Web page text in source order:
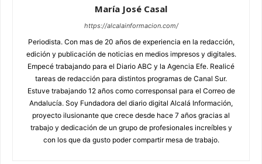
María José Casal
https://alcalainformacion.com/
Periodista. Con mas de 20 años de experiencia en la redacción,
edición y publicación de noticias en medios impresos y digitales.
Empecé trabajando para el Diario ABC y la Agencia Efe. Realicé
tareas de redacción para distintos programas de Canal Sur.
Estuve trabajando 12 años como corresponsal para el Correo de
Andalucía. Soy Fundadora del diario digital Alcalá Información,
proyecto ilusionante que crece desde hace 7 años gracias al
trabajo y dedicación de un grupo de profesionales increíbles y
con los que da gusto poder compartir mesa de trabajo.